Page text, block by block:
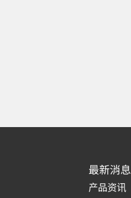
最新消息
产品资讯